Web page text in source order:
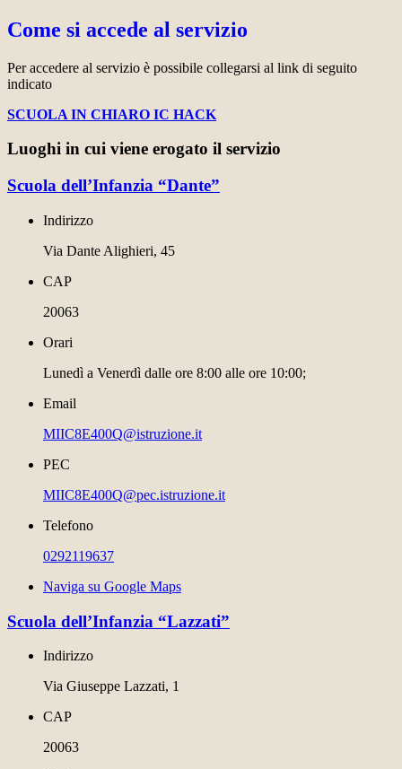
Come si accede al servizio
Per accedere al servizio è possibile collegarsi al link di seguito
indicato
SCUOLA IN CHIARO IC HACK
Luoghi in cui viene erogato il servizio
Scuola dell’Infanzia “Dante”
Indirizzo
Via Dante Alighieri, 45
CAP
20063
Orari
Lunedì a Venerdì dalle ore 8:00 alle ore 10:00;
Email
MIIC8E400Q@istruzione.it
PEC
MIIC8E400Q@pec.istruzione.it
Telefono
0292119637
Naviga su Google Maps
Scuola dell’Infanzia “Lazzati”
Indirizzo
Via Giuseppe Lazzati, 1
CAP
20063